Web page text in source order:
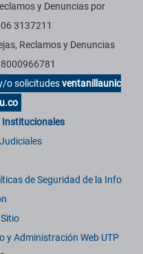
y Denuncias por
3137211
Reclamos y Denuncias
o solicitudesventanillaunic
Institucionales
de Seguridad de la Info
y Administración Web UTP